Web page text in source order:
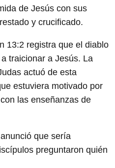
de Jesús con sus
y crucificado.
13:2 registra que el diablo
traicionar a Jesús. La
actuó de esta
estuviera motivado por
las enseñanzas de
que sería
preguntaron quién